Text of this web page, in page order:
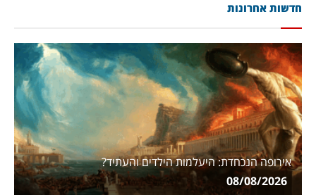
חדשות אחרונות
אירופה הנכחדת: היעלמות הילדים והעתיד?